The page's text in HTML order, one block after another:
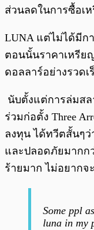
ส่วนลดในการซื้อเ
LUNA แต่ไม่ได้มีก
ตอนนั้นราคาเหรีย
ดอลลาร์อย่างรวด
นับตั้งแต่การล่มสล
ร่วมก่อตั้ง Three
ลงทุน ได้ทวีตสั้นๆว่
และปลอดภัยมากก
ร้ายมาก ไม่อยากจ
Some ppl
luna in my